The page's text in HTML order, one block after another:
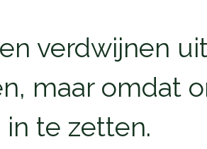
verdwijnen
maar omdat
in te zetten.